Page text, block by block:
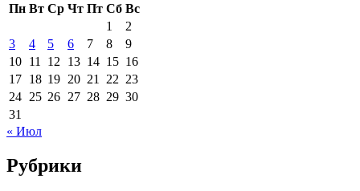
Пн Вт Ср Чт Пт Сб Вс
1
2
3
4 5 6 7 8
9
10 11 12 13 14 15 16
17 18 19 20 21 22 23
24 25 26 27 28 29 30
31
« Июл
Рубрики